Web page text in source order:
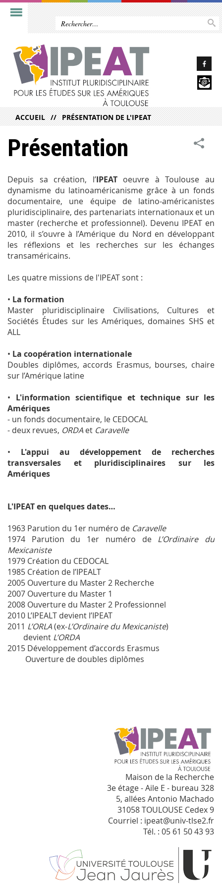
ACCUEIL PRÉSENTATION DE L'IPEAT
Présentation
Depuis sa création, l’IPEAToeuvre à Toulouse au
dynamisme du latinoaméricanisme grâce à un fonds
documentaire, une équipe de latino-américanistes
pluridisciplinaire, des partenariats internationaux et un
master (recherche et professionnel). Devenu IPEAT en
2010, il s’ouvre à l’Amérique du Nord en développant
les réflexions et les recherches sur les échanges
transaméricains.
Les quatre missions de l'IPEAT sont :
• La formation
Master pluridisciplinaire Civilisations, Cultures et
Sociétés Études sur les Amériques, domaines SHS et
ALL
• La coopération internationale
Doubles diplômes, accords Erasmus, bourses, chaire
sur l’Amérique latine
• L'information scientifique et technique sur les
Amériques
- un fonds documentaire, le CEDOCAL
- deux revues, ORDA et Caravelle
• L'appui au développement de recherches
transversales et pluridisciplinaires sur les
Amériques
L'IPEAT en quelques dates…
1963 Parution du 1er numéro de Caravelle
1974 Parution du 1er numéro deL’Ordinaire du
Mexicaniste
1979 Création du CEDOCAL
1985 Création de l’IPEALT
2005 Ouverture du Master 2 Recherche
2007 Ouverture du Master 1
2008 Ouverture du Master 2 Professionnel
2010 L’IPEALT devient l’IPEAT
2011 L’ORLA(ex-L’Ordinaire du Mexicaniste)
devient L’ORDA
2015 Développement d’accords Erasmus
Ouverture de doubles diplômes
Maison de la Recherche
3e étage - Aile E - bureau 328
5, allées Antonio Machado
31058 TOULOUSE Cedex 9
Courriel : ipeat@univ-tlse2.fr
Tél. : 05 61 50 43 93